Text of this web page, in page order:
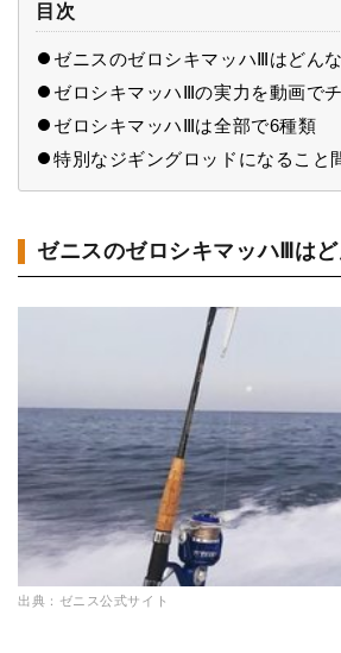
目次
ゼニスのゼロシキマッハⅢはどん
ゼロシキマッハⅢの実力を動画で
ゼロシキマッハⅢは全部で6種類
特別なジギングロッドになること
ゼニスのゼロシキマッハⅢはど
出典：ゼニス公式サイト